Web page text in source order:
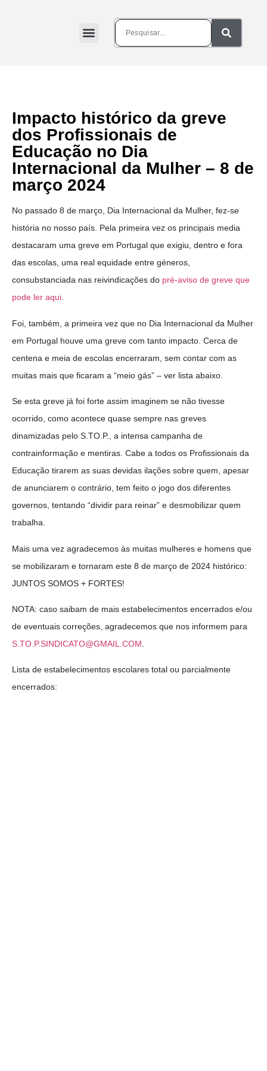
Impacto histórico da greve
dos Profissionais de
Educação no Dia
Internacional da Mulher – 8 de
março 2024
No passado 8 de março, Dia Internacional da Mulher, fez-se
história no nosso país. Pela primeira vez os principais media
destacaram uma greve em Portugal que exigiu, dentro e fora
das escolas, uma real equidade entre géneros,
consubstanciada nas reivindicações do pré-aviso de greve que
pode ler aqui.
Foi, também, a primeira vez que no Dia Internacional da Mulher
em Portugal houve uma greve com tanto impacto. Cerca de
centena e meia de escolas encerraram, sem contar com as
muitas mais que ficaram a “meio gás” – ver lista abaixo.
Se esta greve já foi forte assim imaginem se não tivesse
ocorrido, como acontece quase sempre nas greves
dinamizadas pelo S.TO.P., a intensa campanha de
contrainformação e mentiras. Cabe a todos os Profissionais da
Educação tirarem as suas devidas ilações sobre quem, apesar
de anunciarem o contrário, tem feito o jogo dos diferentes
governos, tentando “dividir para reinar” e desmobilizar quem
trabalha.
Mais uma vez agradecemos às muitas mulheres e homens que
se mobilizaram e tornaram este 8 de março de 2024 histórico:
JUNTOS SOMOS + FORTES!
NOTA: caso saibam de mais estabelecimentos encerrados e/ou
de eventuais correções, agradecemos que nos informem para
S.TO.P.SINDICATO@GMAIL.COM
Lista de estabelecimentos escolares total ou parcialmente
encerrados: